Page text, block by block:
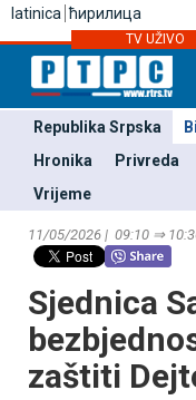
latinica ћирилица
TV UŽIVO
Republika Srpska
Hronika
Privreda
Vrijeme
11/05/2026 | 09:10 ⇒
Sjednica
zaštiti